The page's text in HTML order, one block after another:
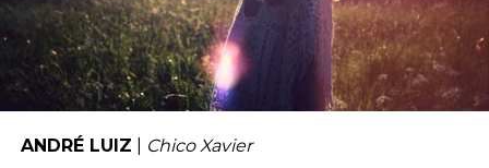
ANDRÉ LUIZ Chico Xavier